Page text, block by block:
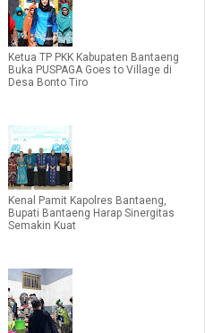
Ketua TP PKK Kabupaten Bantaeng
Buka PUSPAGA Goes to Village di
Desa Bonto Tiro
Kenal Pamit Kapolres Bantaeng,
Bupati Bantaeng Harap Sinergitas
Semakin Kuat